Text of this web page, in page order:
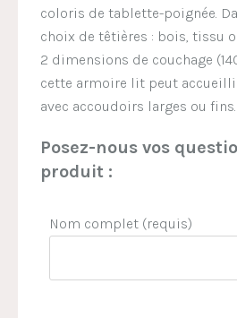
coloris de tablette-poignée.
choix de têtières : bois, tissu
2 dimensions de couchage
cette armoire lit peut
avec accoudoirs larges ou fins.
Posez-nous vos
produit :
Nom complet (requis)